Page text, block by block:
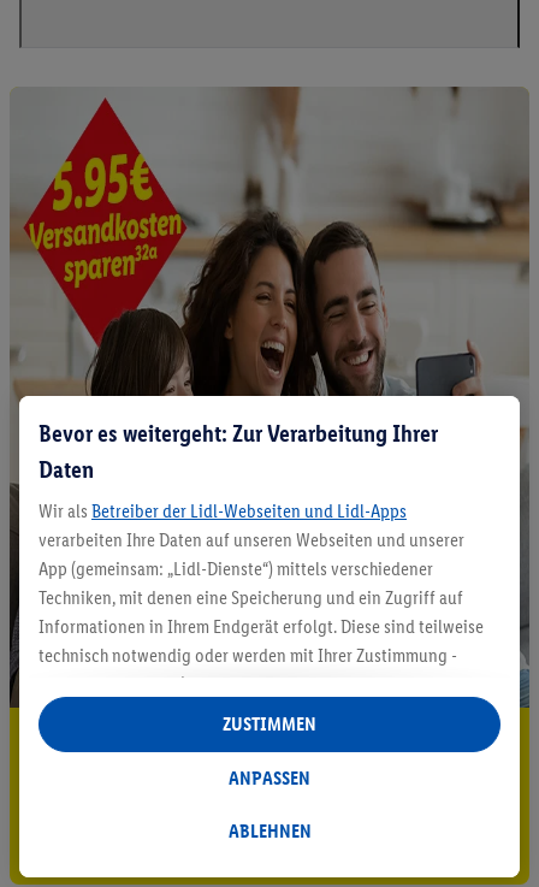
5.95 € Versand sparen³²ᵃ
Jetzt zum Newsletter anmelden
Gutschein sichern!
Bevor es weitergeht: Zur Verarbeitung Ihrer
Daten
Wir als Betreiber der Lidl-Webseiten und Lidl-Apps
verarbeiten Ihre Daten auf unseren Webseiten und unserer
App (gemeinsam: „Lidl-Dienste“) mittels verschiedener
Techniken, mit denen eine Speicherung und ein Zugriff auf
Informationen in Ihrem Endgerät erfolgt. Diese sind teilweise
technisch notwendig oder werden mit Ihrer Zustimmung -
auch durch Partner (u.a.
Verantwortliche; im Zusammenhang mit dem IAB TCF
insgesamt
Statistik-Erstellung oder für personalisierte Werbung
Datenverarbeitungen für personalisierte Werbung werden
ABLEHNEN
ANPASSEN
ZUSTIMMEN